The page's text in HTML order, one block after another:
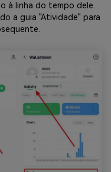
à linha do tempo dele.
a guia "Atividade" para